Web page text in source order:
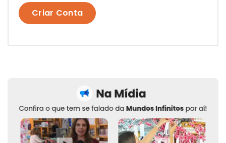
Criar Conta